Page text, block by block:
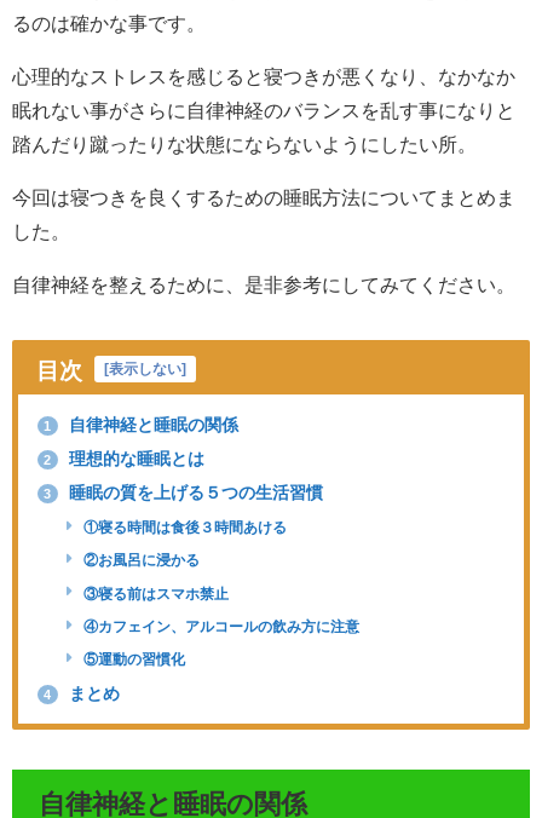
るのは確かな事です。
心理的なストレスを感じると寝つきが悪くなり、なかなか
眠れない事がさらに自律神経のバランスを乱す事になりと
踏んだり蹴ったりな状態にならないようにしたい所。
今回は寝つきを良くするための睡眠方法についてまとめま
した。
自律神経を整えるために、是非参考にしてみてください。
目次 [表示しない]
1 自律神経と睡眠の関係
2 理想的な睡眠とは
3 睡眠の質を上げる５つの生活習慣
①寝る時間は食後３時間あける
②お風呂に浸かる
③寝る前はスマホ禁止
④カフェイン、アルコールの飲み方に注意
⑤運動の習慣化
4 まとめ
自律神経と睡眠の関係